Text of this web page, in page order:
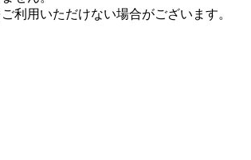
利用いただけない場合がございます。